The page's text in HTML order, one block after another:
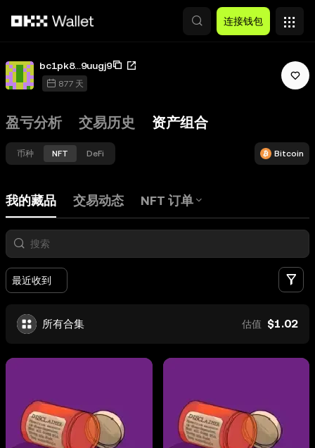
连接钱包
bc1pk8...9uugj9
877 天
盈亏分析 交易历史 资产组合
币种 NFT DeFi Bitcoin
我的藏品 交易动态 NFT 订单
最近收到
所有合集 估值 $1.02